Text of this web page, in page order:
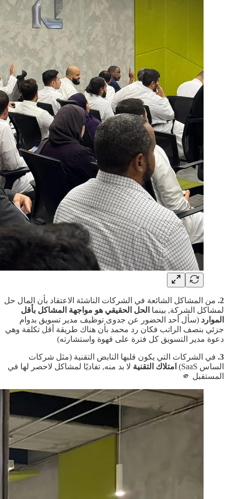
2. من المشاكل الشائعة في الشركات الناشئة الاعتقاد بأن المال حل
لمشاكل الشركة, بينما الحل الحقيقي هو مواجهة المشاكل بأقل
الموارد (سأل أحد الحضور عن جدوى توظيف مدير تسويق بدوام
جزئي بنصف الراتب فكان رد محمد بأن هناك طريقة أقل تكلفة وهي
دعوة مدير التسويق كل فترة على قهوة واستشارته)
3. في الشركات التي يكون قلبها النابض التقنية (مثل شركات
الساس SaaS)
امتلاك التقنية لا بد منه, تفاديًا لمشاكل لاحصر لها في
المستقبل 🫵